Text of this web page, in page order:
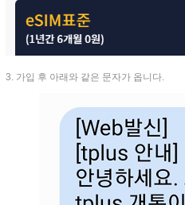
3. 가입 후 아래와 같은 문자가 옵니다.